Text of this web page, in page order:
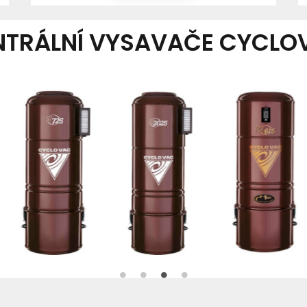
VYSAVAČE